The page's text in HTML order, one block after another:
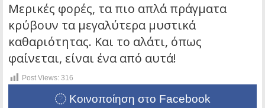
Μερικές φορές, τα πιο απλά πράγματα
κρύβουν τα μεγαλύτερα μυστικά
καθαριότητας. Και το αλάτι, όπως
φαίνεται, είναι ένα από αυτά!
Post Views: 316
Κοινοποίηση στο Facebook